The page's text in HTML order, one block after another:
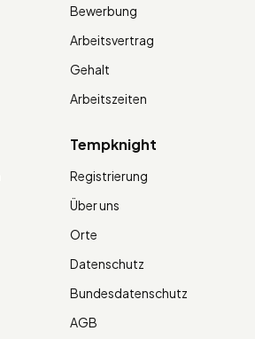
Bewerbung
Arbeitsvertrag
Gehalt
Arbeitszeiten
Tempknight
Registrierung
Über uns
Orte
Datenschutz
Bundesdatenschutz
AGB